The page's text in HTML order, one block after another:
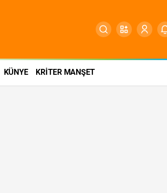
KÜNYE KRİTER MANŞET